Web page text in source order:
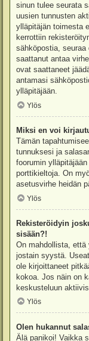
sinun tulee seurata
uusien tunnusten
ylläpitäjän toimesta
kerrottiin
sähköpostia,
saattanut antaa
ovat saattaneet
antamasi
ylläpitäjään.
Ylös
Miksi en voi
Tämän
tunnuksesi ja
foorumin
porttikieltoja. On
asetusvirhe heidän
Ylös
Rekisteröidyin
sisään?!
On mahdollista,
jostain syystä.
ole kirjoittaneet
kokoa. Jos näin on
keskusteluun
Ylös
Olen hukannut
Älä panikoi! Vaikka